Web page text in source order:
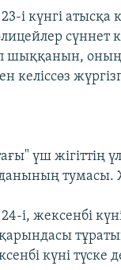
і күнгі атысқа
сүннет
шыққанын, оның
келіссөз
үш жігіттің
тумасы.
і, жексенбі
күні түске